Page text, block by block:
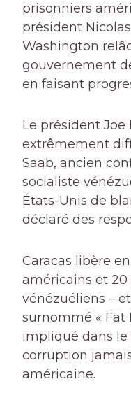
prisonniers
président
Washington
gouvernement
en faisant
Le président Joe
extrêmement
Saab, ancien
socialiste
États-Unis de
déclaré des
Caracas libère
américains et
vénézuéliens –
surnommé « Fat
impliqué dans le
corruption
américaine.